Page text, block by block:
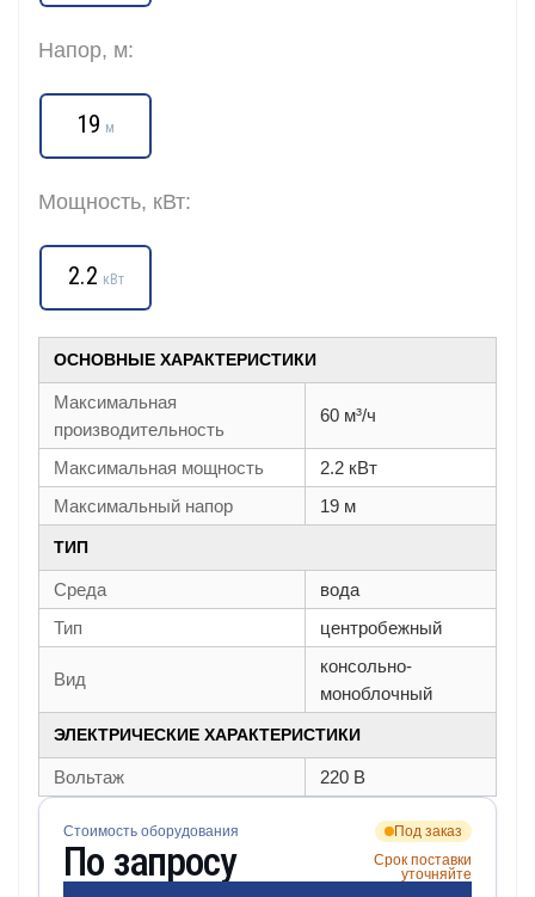
Напор, м:
19 м
Мощность, кВт:
2.2 кВт
ОСНОВНЫЕ ХАРАКТЕРИСТИКИ
Максимальная
производительность
60 м³/ч
Максимальная мощность
2.2 кВт
Максимальный напор
19 м
ТИП
Среда
вода
Тип
центробежный
Вид
консольно-
моноблочный
ЭЛЕКТРИЧЕСКИЕ ХАРАКТЕРИСТИКИ
Вольтаж 220 В
Стоимость оборудования
По запросу
Под заказ
Срок поставки
уточняйте